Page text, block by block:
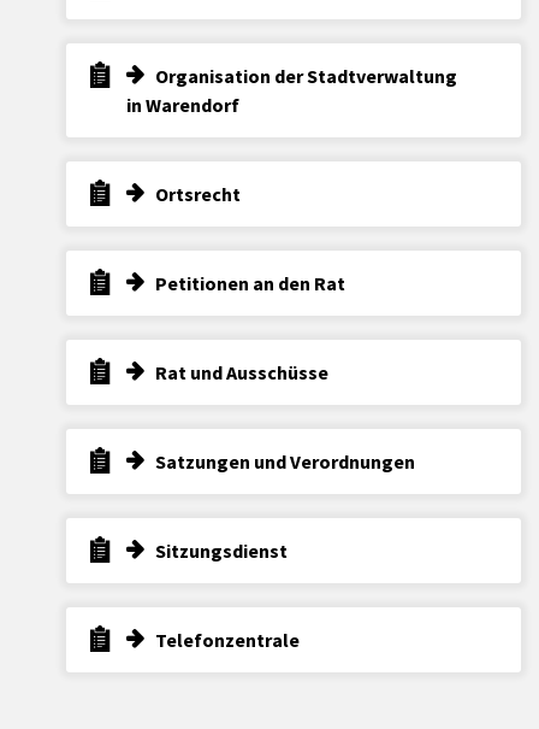
Organisation der Stadtverwaltung
in Warendorf
Ortsrecht
Petitionen an den Rat
Rat und Ausschüsse
Satzungen und Verordnungen
Sitzungsdienst
Telefonzentrale